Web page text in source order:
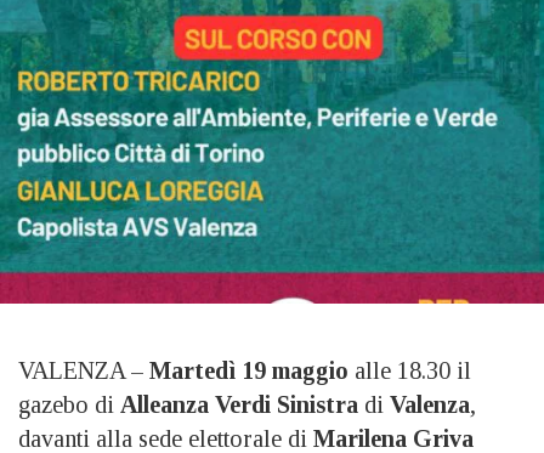
VALENZA – Martedì 19 maggio alle 18.30 il
gazebo di Alleanza Verdi Sinistra di Valenza,
davanti alla sede elettorale di Marilena Griva